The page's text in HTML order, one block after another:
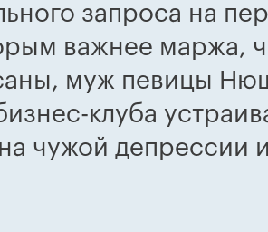
запроса на
важнее маржа,
муж певицы
клуба
чужой депрессии